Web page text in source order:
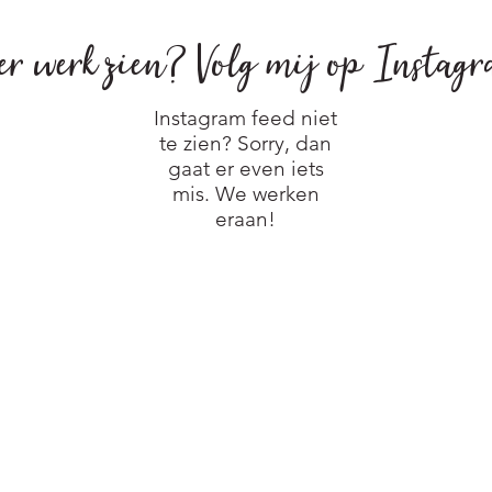
werk zien?Volg mij op
Instagram feed niet
te zien? Sorry, dan
gaat er even iets
mis. We werken
eraan!